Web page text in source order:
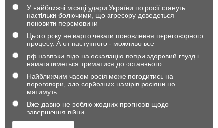
У найближчі місяці удари України по росії стануть
настільки болючими, що агресору доведеться
поновити перемовини
Цього року не варто чекати поновлення переговорного
процесу. А от наступного - можливо все
рф навпаки піде на ескалацію попри здоровий глузд і
намагатиметься триматися до останнього
Найближчим часом росія може погодитись на
переговори, але серйозних намірів росіяни не
матимуть
Вже давно не роблю жодних прогнозів щодо
завершення війни